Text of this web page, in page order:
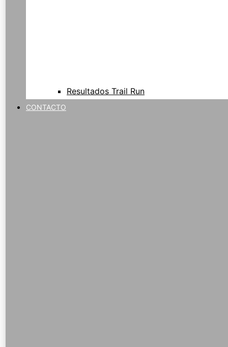
Resultados Trail Run
CONTACTO